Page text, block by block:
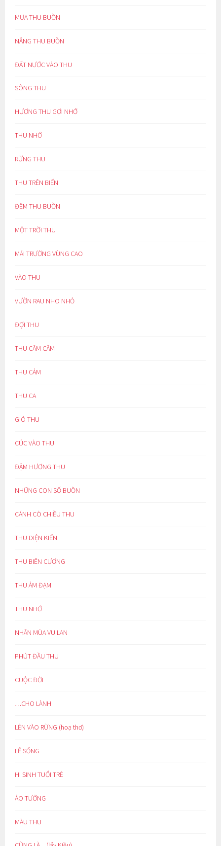
MƯA THU BUỒN
NẮNG THU BUỒN
ĐẤT NƯỚC VÀO THU
SÔNG THU
HƯƠNG THU GỢI NHỚ
THU NHỚ
RỪNG THU
THU TRÊN BIỂN
ĐÊM THU BUỒN
MỘT TRỜI THU
MÁI TRƯỜNG VÙNG CAO
VÀO THU
VƯỜN RAU NHO NHỎ
ĐỢI THU
THU CĂM CĂM
THU CẢM
THU CA
GIÓ THU
CÚC VÀO THU
ĐẬM HƯƠNG THU
NHỮNG CON SỐ BUỒN
CÁNH CÒ CHIỀU THU
THU DIỆN KIẾN
THU BIÊN CƯƠNG
THU ẢM ĐẠM
THU NHỚ
NHÂN MÙA VU LAN
PHÚT ĐẦU THU
CUỘC ĐỜI
…CHO LÀNH
LẺN VÀO RỪNG (hoạ thơ)
LẼ SỐNG
HI SINH TUỔI TRẺ
ẢO TƯỞNG
MÀU THU